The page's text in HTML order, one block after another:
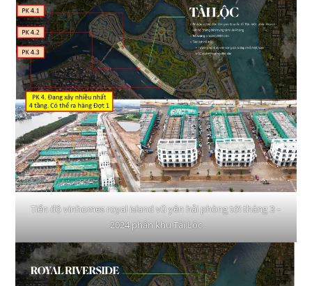
Tiến độ vinhomes royal island vũ yên hải phòng tới tháng 3 –
2024 phân khu Tài Lộc